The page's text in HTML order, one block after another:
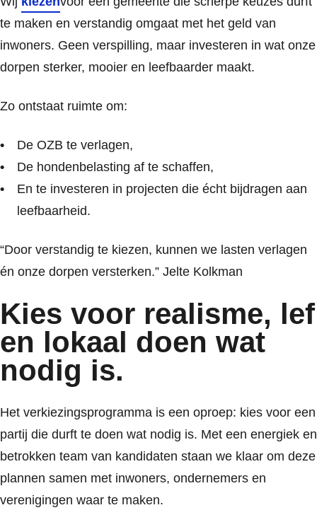
te maken en verstandig omgaat met het geld van
inwoners. Geen verspilling, maar investeren in wat onze
dorpen sterker, mooier en leefbaarder maakt.
Zo ontstaat ruimte om:
De OZB te verlagen,
De hondenbelasting af te schaffen,
En te investeren in projecten die écht bijdragen aan
leefbaarheid.
“Door verstandig te kiezen, kunnen we lasten verlagen
én onze dorpen versterken.” Jelte Kolkman
Kies voor realisme, lef
en lokaal doen wat
nodig is.
Het verkiezingsprogramma is een oproep: kies voor een
partij die durft te doen wat nodig is. Met een energiek en
betrokken team van kandidaten staan we klaar om deze
plannen samen met inwoners, ondernemers en
verenigingen waar te maken.